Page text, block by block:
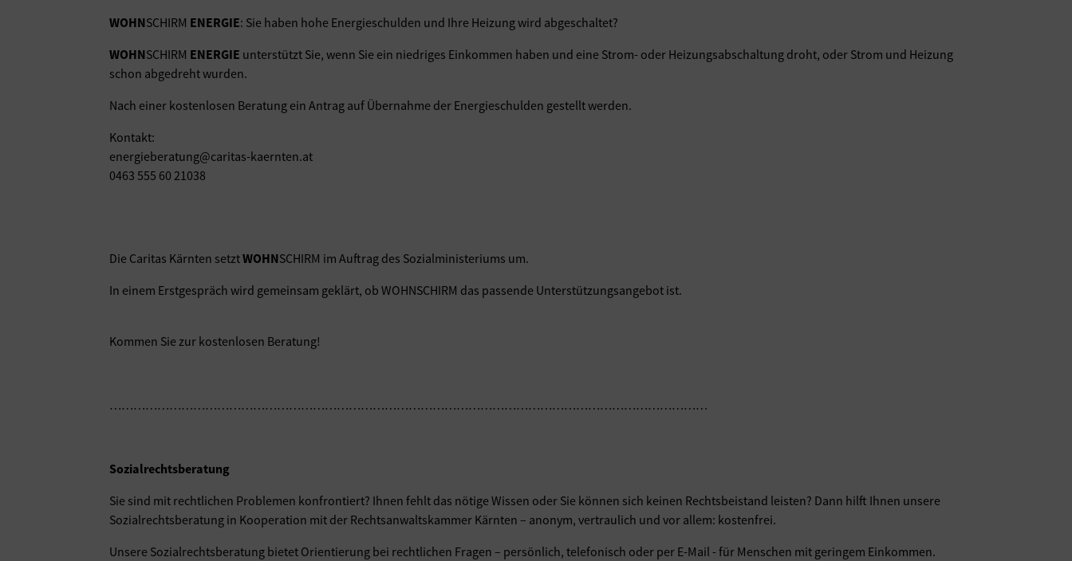
WOHNSCHIRM ENERGIE: Sie haben hohe Energieschulden und Ihre Heizung wird abgeschaltet?
WOHNSCHIRM ENERGIE unterstützt Sie, wenn Sie ein niedriges Einkommen haben und eine Strom- oder Heizungsabschaltung droht, oder Strom und Heizung
schon abgedreht wurden.
Nach einer kostenlosen Beratung ein Antrag auf Übernahme der Energieschulden gestellt werden.
Kontakt:
energieberatung@caritas-kaernten.at
0463 555 60 21038
Die Caritas Kärnten setztWOHNSCHIRM im Auftrag des Sozialministeriums um.
In einem Erstgespräch wird gemeinsam geklärt, ob WOHNSCHIRM das passende Unterstützungsangebot ist.
Kommen Sie zur kostenlosen Beratung!
……………………………………………………………………………………………………………………………………
Sozialrechtsberatung
Sie sind mit rechtlichen Problemen konfrontiert? Ihnen fehlt das nötige Wissen oder Sie können sich keinen Rechtsbeistand leisten? Dann hilft Ihnen unsere
Sozialrechtsberatung in Kooperation mit der Rechtsanwaltskammer Kärnten – anonym, vertraulich und vor allem: kostenfrei.
Unsere Sozialrechtsberatung bietet Orientierung bei rechtlichen Fragen – persönlich, telefonisch oder per E-Mail - für Menschen mit geringem Einkommen.